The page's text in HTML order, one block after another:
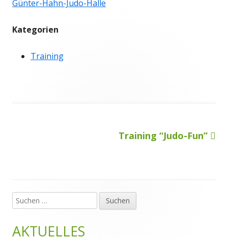
Günter-Hahn-Judo-Halle
Kategorien
Training
BeitragsnavigationNächster
Training “Judo-Fun”
Haupt-
Seitenleiste
Suchen
nach:
AKTUELLES